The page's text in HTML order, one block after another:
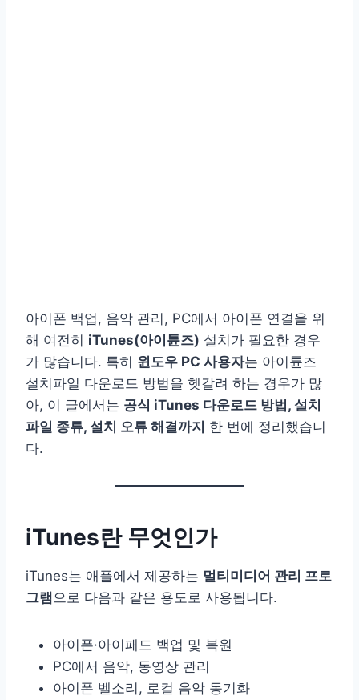
아이폰 백업, 음악 관리, PC에서 아이폰 연결을 위
해 여전히 iTunes(아이튠즈) 설치가 필요한 경우
가 많습니다. 특히 윈도우 PC 사용자는 아이튠즈
설치파일 다운로드 방법을 헷갈려 하는 경우가 많
아, 이 글에서는 공식 iTunes 다운로드 방법, 설치
파일 종류, 설치 오류 해결까지 한 번에 정리했습니
다.
iTunes란 무엇인가
iTunes는 애플에서 제공하는 멀티미디어 관리 프로
그램으로 다음과 같은 용도로 사용됩니다.
아이폰·아이패드 백업 및 복원
PC에서 음악, 동영상 관리
아이폰 벨소리, 로컬 음악 동기화